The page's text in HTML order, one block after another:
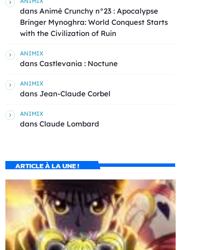
dans Animé Crunchy n°23 : Apocalypse
Bringer Mynoghra: World Conquest Starts
with the Civilization of Ruin
ANIMIX
dans Castlevania : Noctune
ANIMIX
dans Jean-Claude Corbel
ANIMIX
dans Claude Lombard
ARTICLE À LA UNE !